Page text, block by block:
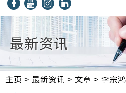
最新资讯
主页 >最新资讯 >文章 >李宗鸿